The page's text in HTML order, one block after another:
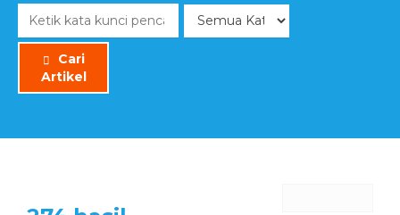
Cari
Artikel